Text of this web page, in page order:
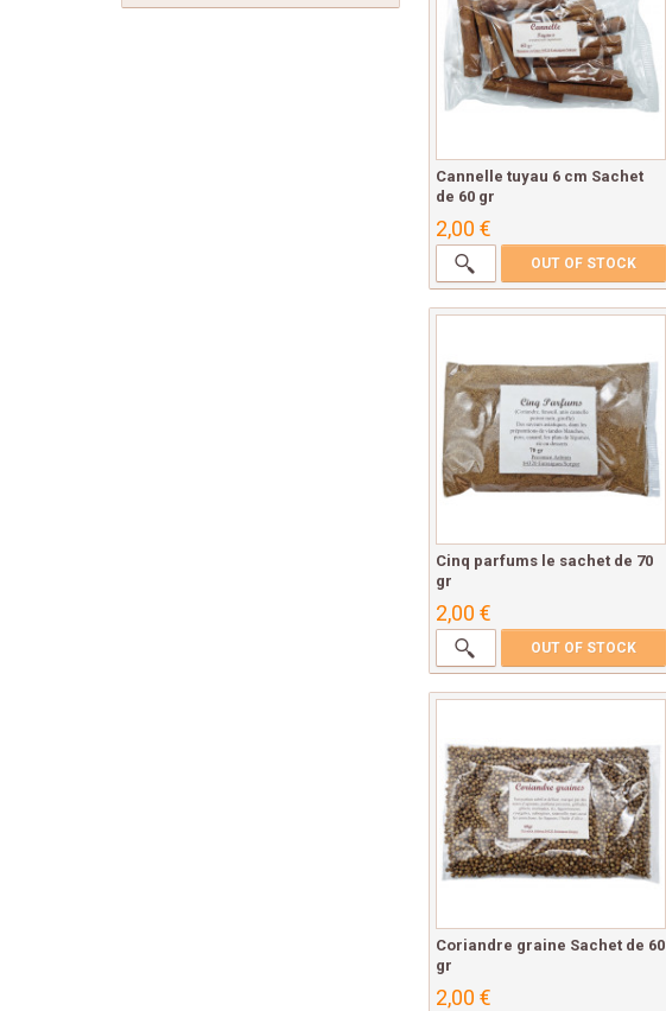
Cannelle tuyau 6 cm Sachet
de 60 gr
2,00 €
OUT OF STOCK
Cinq parfums le sachet de 70
gr
2,00 €
OUT OF STOCK
Coriandre graine Sachet de 60
gr
2,00 €